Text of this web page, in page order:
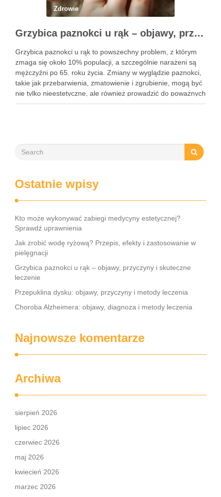
Zdrowie
Grzybica paznokci u rąk – objawy, przyczyny i skuteczne leczenie
Grzybica paznokci u rąk to powszechny problem, z którym
zmaga się około 10% populacji, a szczególnie narażeni są
mężczyźni po 65. roku życia. Zmiany w wyglądzie paznokci,
takie jak przebarwienia, zmatowienie i zgrubienie, mogą być
nie tylko nieestetyczne, ale również prowadzić do poważnych
konsekwencji zdrowotnych. Infekcje te są wywoływane przez
Ostatnie wpisy
Kto może wykonywać zabiegi medycyny estetycznej?
Sprawdź uprawnienia
Jak zrobić wodę ryżową? Przepis, efekty i zastosowanie w
pielęgnacji
Grzybica paznokci u rąk – objawy, przyczyny i skuteczne
leczenie
Przepuklina dysku: objawy, przyczyny i metody leczenia
Choroba Alzheimera: objawy, diagnoza i metody leczenia
Najnowsze komentarze
Archiwa
sierpień 2026
lipiec 2026
czerwiec 2026
maj 2026
kwiecień 2026
marzec 2026